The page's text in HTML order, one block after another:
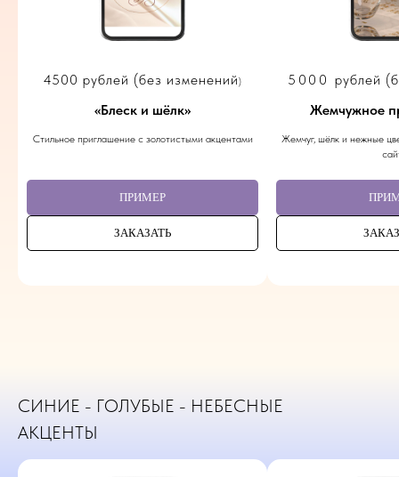
4500 рублей (без изменений)
«Блеск и шёлк»
Стильное приглашение с золотистыми акцентами
ПРИМЕР
ЗАКАЗАТЬ
5000 рублей
Жемчужное
Жемчуг, шёлк и нежные
СИНИЕ - ГОЛУБЫЕ - НЕБЕСНЫЕ
АКЦЕНТЫ